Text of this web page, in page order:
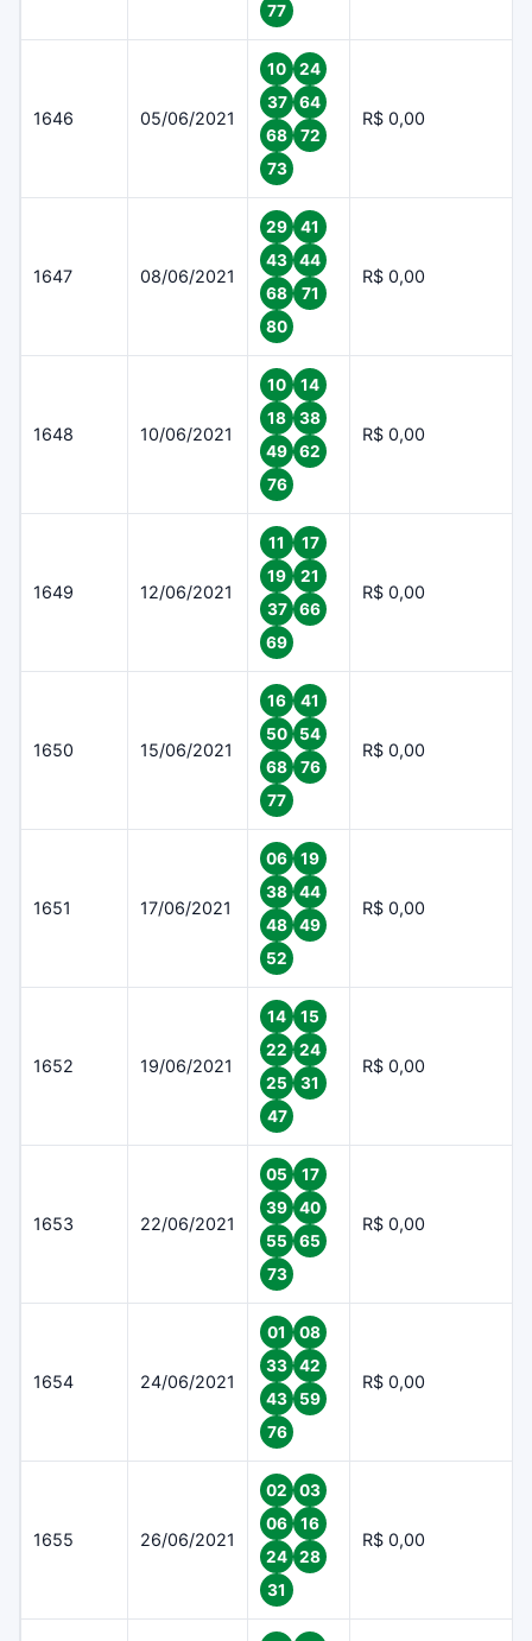
77
1646 05/06/2021
10
24
37
64
68
72
73
R$ 0,00
1647 08/06/2021
29
41
43
44
68
71
80
R$ 0,00
1648 10/06/2021
10
14
18
38
49
62
76
R$ 0,00
1649 12/06/2021
11
17
19
21
37
66
69
R$ 0,00
1650 15/06/2021
16
41
50
54
68
76
77
R$ 0,00
1651 17/06/2021
06
19
38
44
48
49
52
R$ 0,00
1652 19/06/2021
14
15
22
24
25
31
47
R$ 0,00
1653 22/06/2021
05
17
39
40
55
65
73
R$ 0,00
1654 24/06/2021
01
08
33
42
43
59
76
R$ 0,00
1655 26/06/2021
02
03
06
16
24
28
31
R$ 0,00